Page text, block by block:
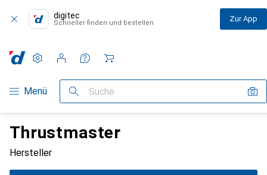
digitec
Schneller finden und bestellen Zur App
Navigation nach Kategorien
Menü Suche
Einstellungen
Kundenkonto
Vergleichslisten
Merklisten
Warenkorb
Thrustmaster
Hersteller